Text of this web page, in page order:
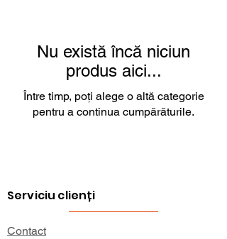
Nu există încă niciun
produs aici...
Între timp, poți alege o altă categorie
pentru a continua cumpărăturile.
Serviciu clienți
Contact